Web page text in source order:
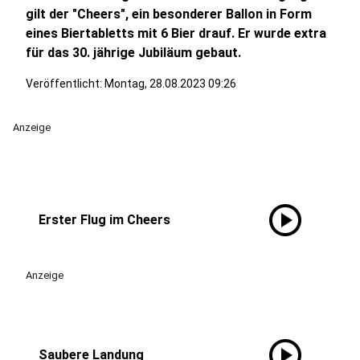
gilt der "Cheers", ein besonderer Ballon in Form
eines Biertabletts mit 6 Bier drauf. Er wurde extra
für das 30. jährige Jubiläum gebaut.
Veröffentlicht: Montag, 28.08.2023 09:26
Anzeige
Erster Flug im Cheers play_circle
Anzeige
Saubere Landung